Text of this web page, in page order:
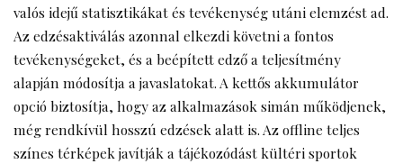
valós idejű statisztikákat és tevékenység utáni elemzést ad.
Az edzésaktiválás azonnal elkezdi követni a fontos
tevékenységeket, és a beépített edző a teljesítmény
alapján módosítja a javaslatokat. A kettős akkumulátor
opció biztosítja, hogy az alkalmazások simán működjenek,
még rendkívül hosszú edzések alatt is. Az offline teljes
színes térképek javítják a tájékozódást kültéri sportok